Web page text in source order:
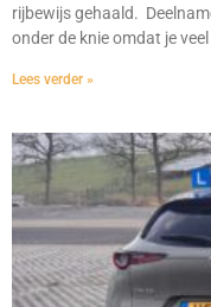
rijbewijs gehaald.
onder de knie omdat je veel
Lees verder »